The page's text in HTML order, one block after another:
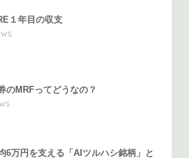
１年目の収支
のMRFってどうなの？
6万円を支える「AIツルハシ銘柄」と